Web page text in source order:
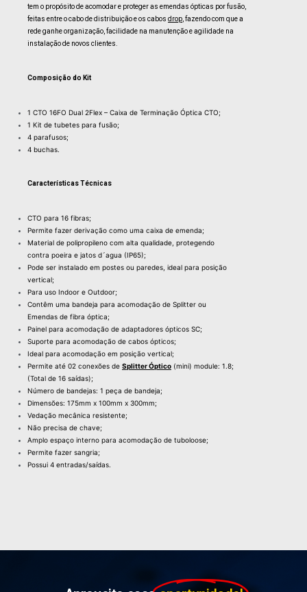
tem o propósito de acomodar e proteger as emendas ópticas por fusão,
feitas entre o cabo de distribuição e os cabos drop, fazendo com que a
rede ganhe organização, facilidade na manutenção e agilidade na
instalação de novos clientes.
Composição do Kit
1 CTO 16FO Dual 2Flex – Caixa de Terminação Óptica CTO;
1 Kit de tubetes para fusão;
4 parafusos;
4 buchas.
Características Técnicas
CTO para 16 fibras;
Permite fazer derivação como uma caixa de emenda;
Material de polipropileno com alta qualidade, protegendo
contra poeira e jatos d´agua (IP65);
Pode ser instalado em postes ou paredes, ideal para posição
vertical;
Para uso Indoor e Outdoor;
Contêm uma bandeja para acomodação de Splitter ou
Emendas de fibra óptica;
Painel para acomodação de adaptadores ópticos SC;
Suporte para acomodação de cabos ópticos;
Ideal para acomodação em posição vertical;
Permite até 02 conexões de Splitter Óptico (mini) module: 1.8;
(Total de 16 saídas);
Número de bandejas: 1 peça de bandeja;
Dimensões: 175mm x 100mm x 300mm;
Vedação mecânica resistente;
Não precisa de chave;
Amplo espaço interno para acomodação de tuboloose;
Permite fazer sangria;
Possui 4 entradas/saídas.